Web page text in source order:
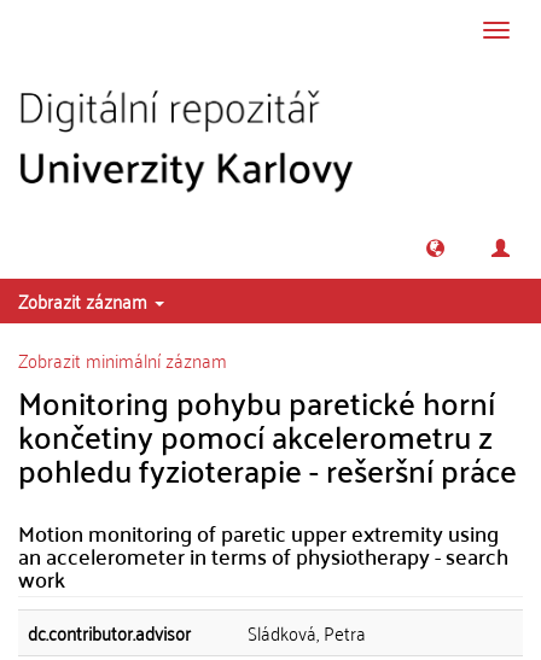
Zobrazit záznam
Zobrazit minimální záznam
Monitoring pohybu paretické horní
končetiny pomocí akcelerometru z
pohledu fyzioterapie - rešeršní práce
Motion monitoring of paretic upper extremity using
an accelerometer in terms of physiotherapy - search
work
dc.contributor.advisor
Sládková, Petra